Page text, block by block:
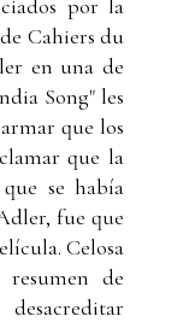
por la
Cahiers du
en una de
Song" les
que los
que la
se había
fue que
Celosa
de